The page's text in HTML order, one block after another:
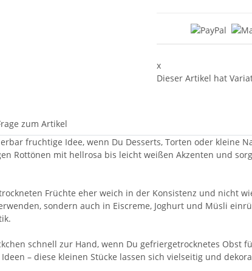
x
Dieser Artikel hat
zum Artikel
fruchtige Idee, wenn Du Desserts, Torten oder kleine
Rottönen mit hellrosa bis leicht weißen Akzenten und
Früchte eher weich in der Konsistenz und nicht
sondern auch in Eiscreme, Joghurt und Müsli
schnell zur Hand, wenn Du gefriergetrocknetes Obst
– diese kleinen Stücke lassen sich vielseitig und